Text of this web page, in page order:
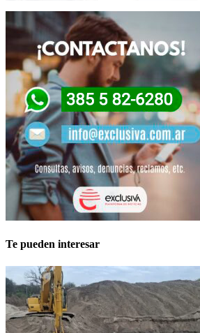
Te pueden interesar